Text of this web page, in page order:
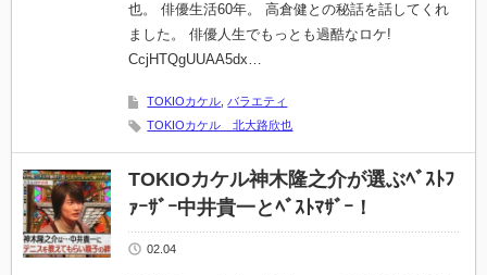
也。 俳優生活60年。 高倉健との秘話を話してくれ
ました。 俳優人生でもっとも過酷なロケ!
CcjHTQgUUAA5dx…
TOKIOカケル バラエティ
TOKIOカケル 北大路欣也
TOKIOカケル神木隆之介が選ぶﾍﾞｽﾄﾌ
ｧｰｻﾞｰ中井貴一とﾍﾞｽﾄﾏｻﾞｰ！
02.04